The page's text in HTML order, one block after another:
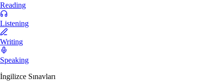
Reading
Listening
Writing
Speaking
İngilizce Sınavları